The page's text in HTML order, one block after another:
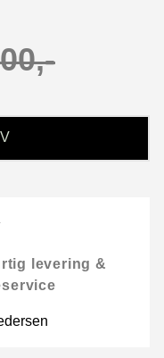
levering &